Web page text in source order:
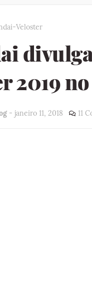
Veloster
2019
- janeiro 11, 2018 11